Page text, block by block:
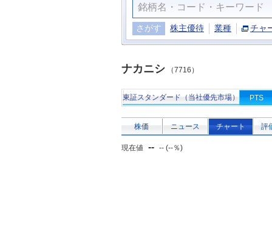
さがす 株主優待 業種 チャ
ナカニシ （7716）
東証スタンダード（当社優先市場） PTS
株価 ニュース チャート 評
現在値 -- -- (--％)